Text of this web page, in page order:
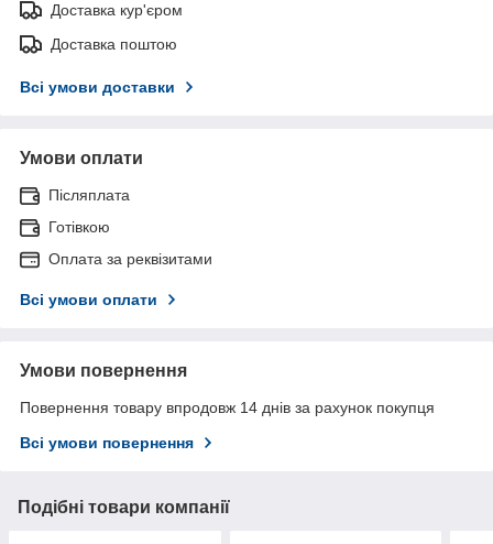
Доставка кур'єром
Доставка поштою
Всі умови доставки
Умови оплати
Післяплата
Готівкою
Оплата за реквізитами
Всі умови оплати
Умови повернення
Повернення товару впродовж 14 днів за рахунок покупця
Всі умови повернення
Подібні товари компанії